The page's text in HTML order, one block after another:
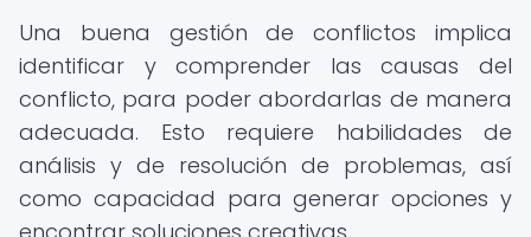
Una buena gestión de conflictos implica
identificar y comprender las causas del
conflicto, para poder abordarlas de manera
adecuada. Esto requiere habilidades de
análisis y de resolución de problemas, así
como capacidad para generar opciones y